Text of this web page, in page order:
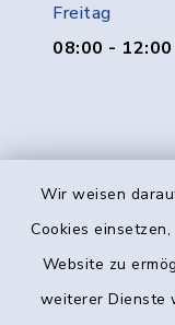
Wir weisen
Cookies
Website zu
weiterer Dienste
Freitag
08:00 - 12:00